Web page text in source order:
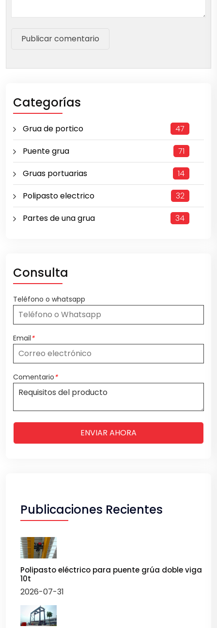
Publicar comentario
Categorías
Grua de portico
47
Puente grua
71
Gruas portuarias
14
Polipasto electrico
32
Partes de una grua
34
Consulta
Teléfono o whatsapp
Email*
Comentario*
ENVIAR AHORA
Publicaciones Recientes
Polipasto eléctrico para puente grúa doble viga
10t
2026-07-31